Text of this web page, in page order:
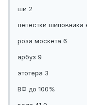
ши 2
лепестки
роза москета 6
арбуз 9
этотера 3
ВФ до 100%